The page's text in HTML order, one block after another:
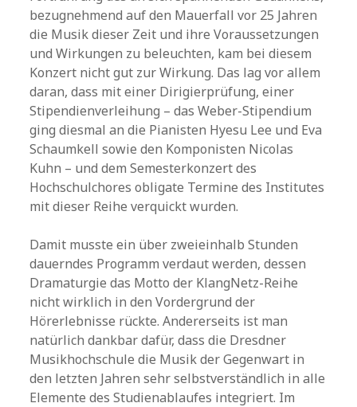
bezugnehmend auf den Mauerfall vor 25 Jahren
die Musik dieser Zeit und ihre Voraussetzungen
und Wirkungen zu beleuchten, kam bei diesem
Konzert nicht gut zur Wirkung. Das lag vor allem
daran, dass mit einer Dirigierprüfung, einer
Stipendienverleihung – das Weber-Stipendium
ging diesmal an die Pianisten Hyesu Lee und Eva
Schaumkell sowie den Komponisten Nicolas
Kuhn – und dem Semesterkonzert des
Hochschulchores obligate Termine des Institutes
mit dieser Reihe verquickt wurden.
Damit musste ein über zweieinhalb Stunden
dauerndes Programm verdaut werden, dessen
Dramaturgie das Motto der KlangNetz-Reihe
nicht wirklich in den Vordergrund der
Hörerlebnisse rückte. Andererseits ist man
natürlich dankbar dafür, dass die Dresdner
Musikhochschule die Musik der Gegenwart in
den letzten Jahren sehr selbstverständlich in alle
Elemente des Studienablaufes integriert. Im